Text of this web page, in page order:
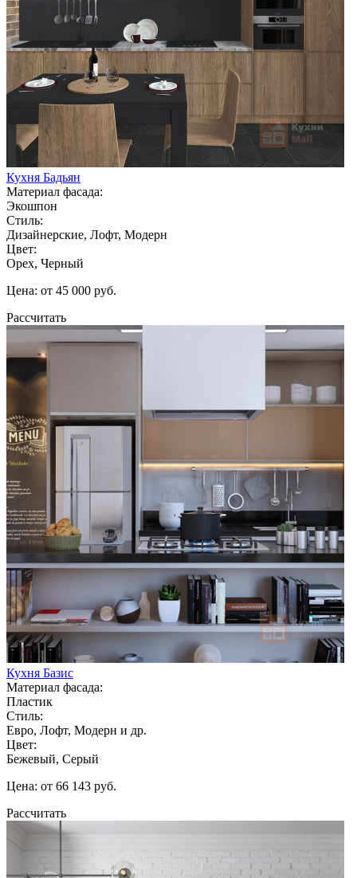
Кухня Бадьян
Материал фасада:
Экошпон
Стиль:
Дизайнерские, Лофт, Модерн
Цвет:
Орех, Черный
Цена: от 45 000 руб.
Рассчитать
Кухня Базис
Материал фасада:
Пластик
Стиль:
Евро, Лофт, Модерн и др.
Цвет:
Бежевый, Серый
Цена: от 66 143 руб.
Рассчитать